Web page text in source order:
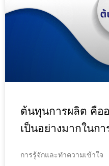
ต้นทุนการผลิต คือ
เป็นอย่างมากในก
การรู้จักและทำความเข้าใจ